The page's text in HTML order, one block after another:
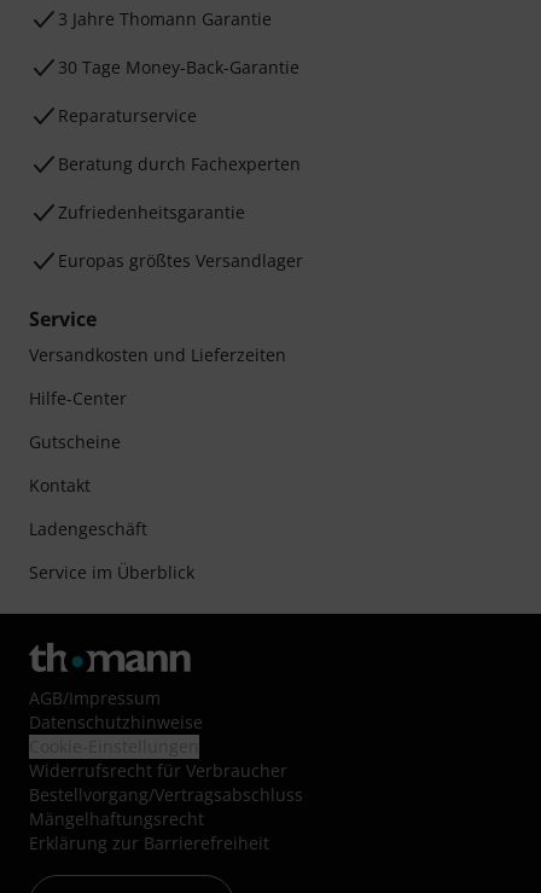
3 Jahre Thomann Garantie
30 Tage Money-Back-Garantie
Reparaturservice
Beratung durch Fachexperten
Zufriedenheitsgarantie
Europas größtes Versandlager
Service
Versandkosten und Lieferzeiten
Hilfe-Center
Gutscheine
Kontakt
Ladengeschäft
Service im Überblick
AGB/Impressum
Datenschutzhinweise
Widerrufsrecht für Verbraucher
Bestellvorgang/Vertragsabschluss
Mängelhaftungsrecht
Erklärung zur Barrierefreiheit